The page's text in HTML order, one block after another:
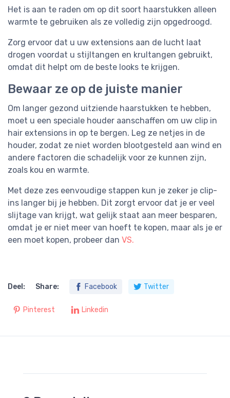
Het is aan te raden om op dit soort haarstukken alleen
warmte te gebruiken als ze volledig zijn opgedroogd.
Zorg ervoor dat u uw extensions aan de lucht laat
drogen voordat u stijltangen en krultangen gebruikt,
omdat dit helpt om de beste looks te krijgen.
Bewaar ze op de juiste manier
Om langer gezond uitziende haarstukken te hebben,
moet u een speciale houder aanschaffen om uw clip in
hair extensions in op te bergen. Leg ze netjes in de
houder, zodat ze niet worden blootgesteld aan wind en
andere factoren die schadelijk voor ze kunnen zijn,
zoals kou en warmte.
Met deze zes eenvoudige stappen kun je zeker je clip-
ins langer bij je hebben. Dit zorgt ervoor dat je er veel
slijtage van krijgt, wat gelijk staat aan meer besparen,
omdat je er niet meer van hoeft te kopen, maar als je er
een moet kopen, probeer dan VS.
Deel: Share: Facebook Twitter
Pinterest Linkedin